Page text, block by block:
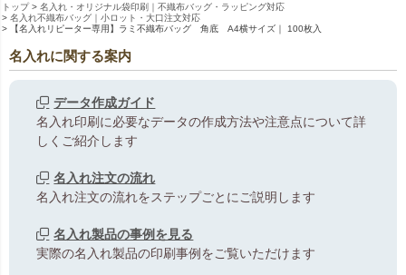
トップ
名入れ・オリジナル袋印刷｜不織布バッグ・ラッピング対応
名入れ不織布バッグ｜小ロット・大口注文対応
【名入れリピーター専用】ラミ不織布バッグ 角底 A4横サイズ｜ 100枚入
名入れに関する案内
データ作成ガイド
名入れ印刷に必要なデータの作成方法や注意点について詳
しくご紹介します
名入れ注文の流れ
名入れ注文の流れをステップごとにご説明します
名入れ製品の事例を見る
実際の名入れ製品の印刷事例をご覧いただけます